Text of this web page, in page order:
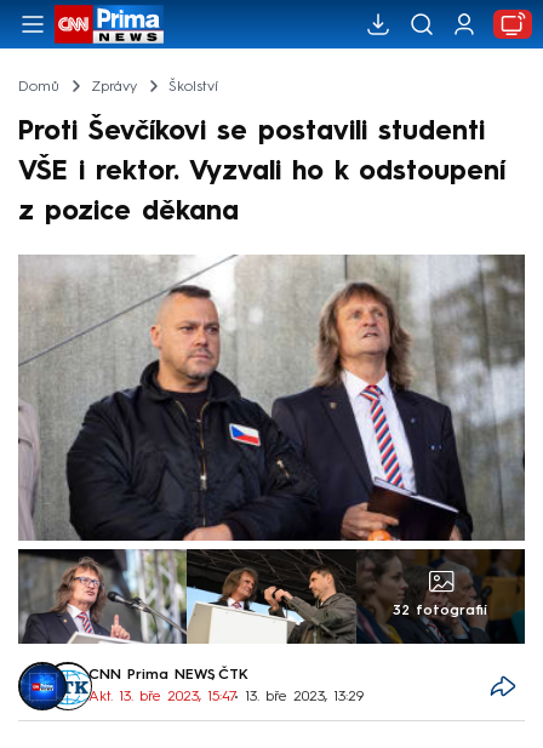
Domů Zprávy Školství
Proti Ševčíkovi se postavili studenti
VŠE i rektor. Vyzvali ho k odstoupení
z pozice děkana
32 fotografií
CNN Prima NEWS, ČTK
Akt. 13. bře 2023, 15:47• 13. bře 2023, 13:29